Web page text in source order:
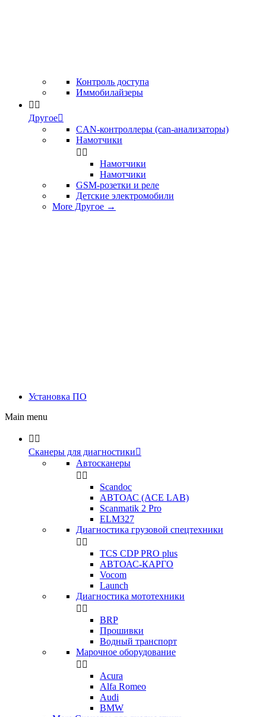
Контроль доступа
Иммобилайзеры
 
Другое
CAN-контроллеры (can-анализаторы)
Намотчики
 
Намотчики
Намотчики
GSM-розетки и реле
Детские электромобили
More Другое →
Установка ПО
Main menu
 
Сканеры для диагностики
Автосканеры
 
Scandoc
АВТОАС (ACE LAB)
Scanmatik 2 Pro
ELM327
Диагностика грузовой спецтехники
 
TCS CDP PRO plus
АВТОАС-КАРГО
Vocom
Launch
Диагностика мототехники
 
BRP
Прошивки
Водный транспорт
Марочное оборудование
 
Acura
Alfa Romeo
Audi
BMW